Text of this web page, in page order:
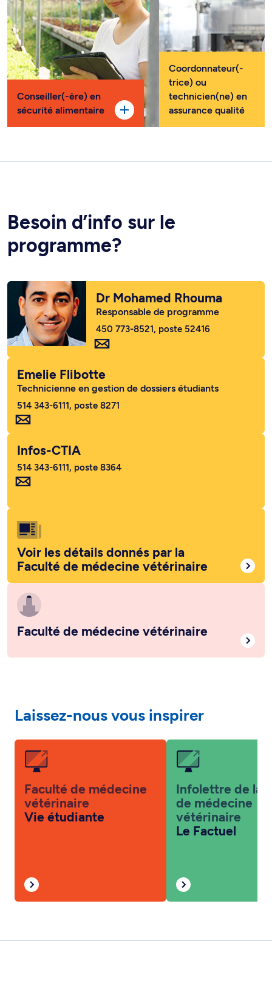
Conseiller(-ère) en
sécurité alimentaire
Coordonnateur(-
trice) ou
technicien(ne) en
assurance qualité
Besoin d’info sur le
programme?
Dr Mohamed Rhouma
Responsable de programme
450 773-8521, poste 52416
Emelie Flibotte
Technicienne en gestion de dossiers étudiants
514 343-6111, poste 8271
Infos-CTIA
514 343-6111, poste 8364
Voir les détails donnés par la
Faculté de médecine vétérinaire
Faculté de médecine vétérinaire
Laissez-nous vous inspirer
Faculté de médecine
vétérinaire
Vie étudiante
Infolettre de la
de médecine
vétérinaire
Le Factuel